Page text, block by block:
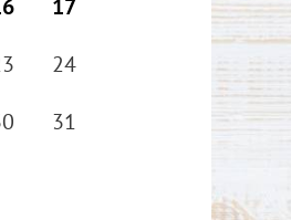
17
24
31